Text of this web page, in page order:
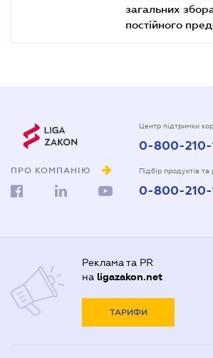
загальних
постійного
ПРО КОМПАНІЮ
Центр підтримки
0-800-210-
Підбір продуктів та
0-800-210-
Реклама та PR
на ligazakon.net
ТАРИФИ